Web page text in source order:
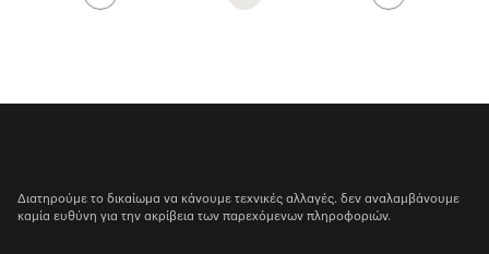
Διατηρούμε το δικαίωμα να κάνουμε τεχνικές αλλαγές. δεν αναλαμβάνουμε
καμία ευθύνη για την ακρίβεια των παρεχόμενων πληροφοριών.